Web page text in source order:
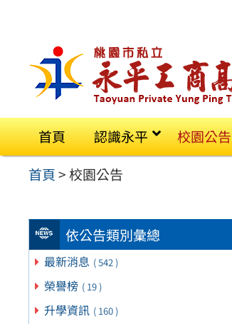
容
區
首頁 認識永平 校園公告
首頁>校園公告
依公告類別彙總
最新消息 ( 542 )
榮譽榜 ( 19 )
升學資訊 ( 160 )